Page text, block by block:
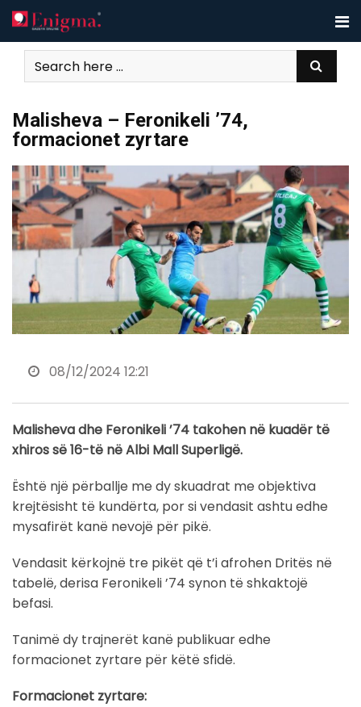
Skip
to
content
Malisheva – Feronikeli ’74,
formacionet zyrtare
08/12/2024 12:21
Malisheva dhe Feronikeli ’74 takohen në kuadër të
xhiros së 16-të në Albi Mall Superligë.
Është një përballje me dy skuadrat me objektiva
krejtësisht të kundërta, por si vendasit ashtu edhe
mysafirët kanë nevojë për pikë.
Vendasit kërkojnë tre pikët që t’i afrohen Dritës në
tabelë, derisa Feronikeli ’74 synon të shkaktojë
befasi.
Tanimë dy trajnerët kanë publikuar edhe
formacionet zyrtare për këtë sfidë.
Formacionet zyrtare: